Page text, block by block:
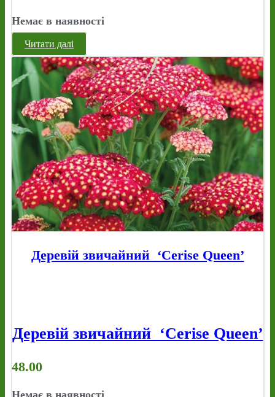
Немає в наявності
Читати далі
Деревій звичайний ‘Cerise Queen’
Деревій звичайний ‘Cerise Queen’
48.00